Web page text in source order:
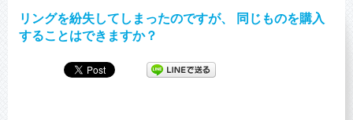
リングを紛失してしまったのですが、 同じものを購入
することはできますか？